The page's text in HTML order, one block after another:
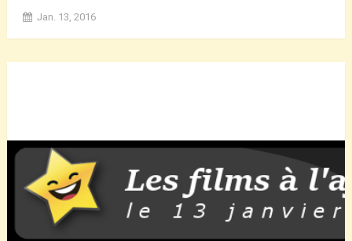
Jan. 13, 2016